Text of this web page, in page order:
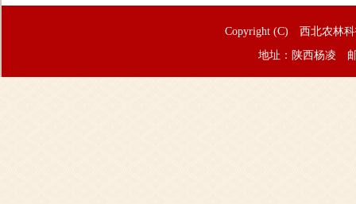
Copyright (C) 西北农林
地址：陕西杨凌